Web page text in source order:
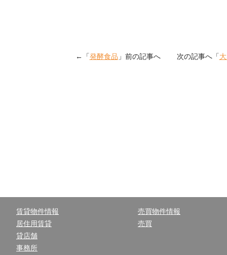
←「発酵食品 」前の記事へ 次の記事へ「
賃貸物件情報
居住用賃貸
貸店舗
事務所
売買物件情報
売買